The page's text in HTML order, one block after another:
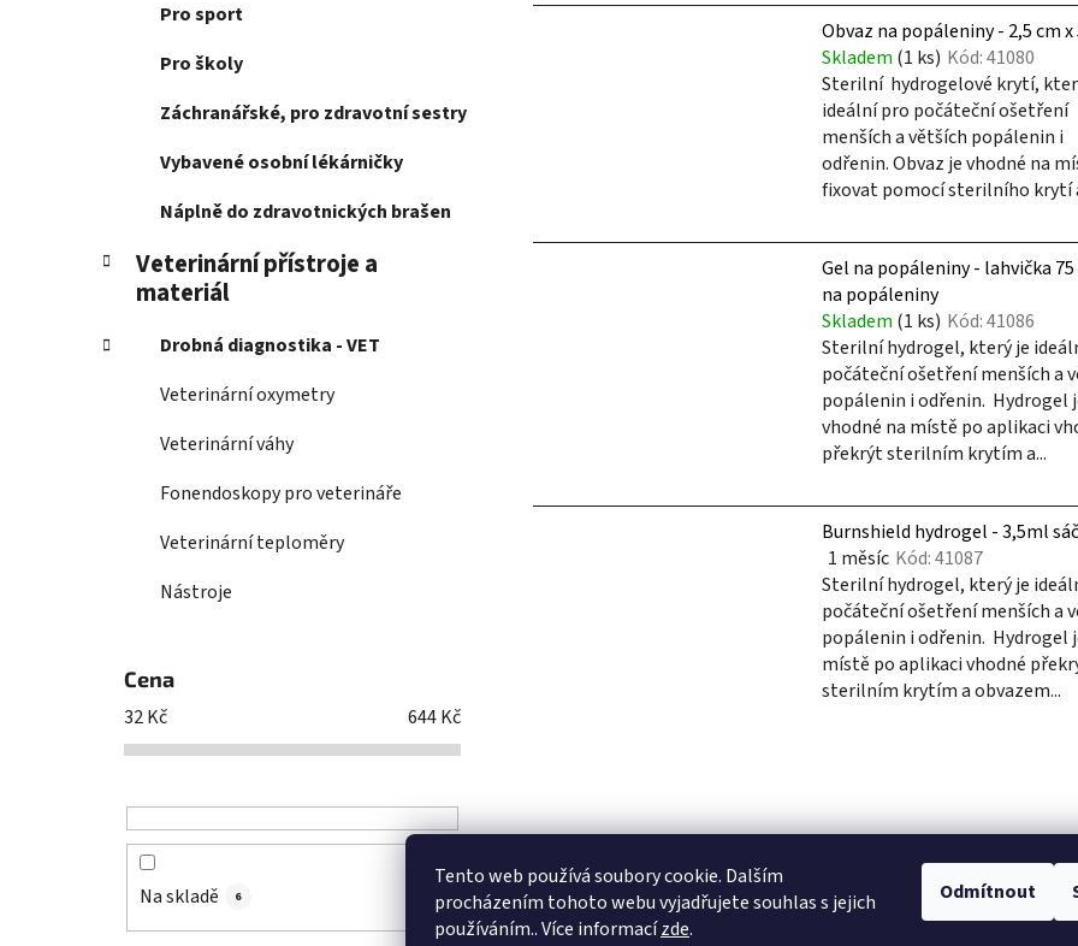
Tento web používá soubory cookie. Dalším
procházením tohoto webu vyjadřujete souhlas s jejich
používáním.. Více informacízde.
Odmítnout
Pro sport
Pro školy
Záchranářské, pro zdravotní sestry
Vybavené osobní lékárničky
Náplně do zdravotnických brašen
Veterinární přístroje a
materiál
Drobná diagnostika - VET
Veterinární oxymetry
Veterinární váhy
Fonendoskopy pro veterináře
Veterinární teploměry
Nástroje
Cena
32Kč 644Kč
Na skladě 6
Obvaz na popáleniny - 2,5 cm x
Skladem (1 ks) Kód:41080
Sterilní hydrogelové krytí,
ideální pro počáteční ošetření
menších a větších popálenin i
odřenin. Obvaz je vhodné na
fixovat pomocí sterilního krytí
Gel na popáleniny - lahvička
na popáleniny
Skladem (1 ks) Kód:41086
Sterilní hydrogel, který je
počáteční ošetření menších a
popálenin i odřenin. Hydrogel
vhodné na místě po aplikaci
překrýt sterilním krytím a...
Burnshield hydrogel - 3,5ml
Průměrné
hodnocení
produktu
je
4,0
z
1 měsíc Kód:41087
Sterilní hydrogel, který je
počáteční ošetření menších a
popálenin i odřenin. Hydrogel
místě po aplikaci vhodné
sterilním krytím a obvazem...
l
a
c